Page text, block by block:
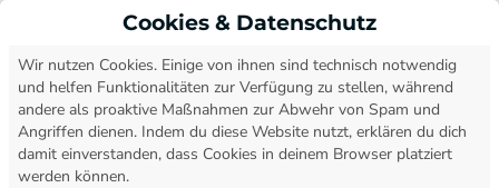
Cookies & Datenschutz
Wir nutzen Cookies. Einige von ihnen sind technisch notwendig
und helfen Funktionalitäten zur Verfügung zu stellen, während
andere als proaktive Maßnahmen zur Abwehr von Spam und
Angriffen dienen. Indem du diese Website nutzt, erklären du dich
damit einverstanden, dass Cookies in deinem Browser platziert
werden können.